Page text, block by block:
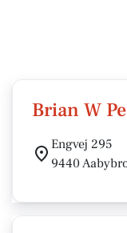
Brian W
Engvej 295
9440